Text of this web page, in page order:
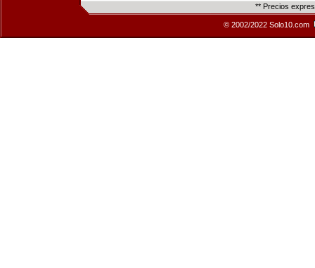
** Precios
© 2002/2022 Solo10.com